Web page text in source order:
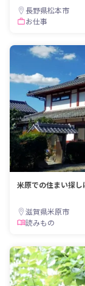
長野県松本市
お仕事
米原での住まい探
滋賀県米原市
読みもの